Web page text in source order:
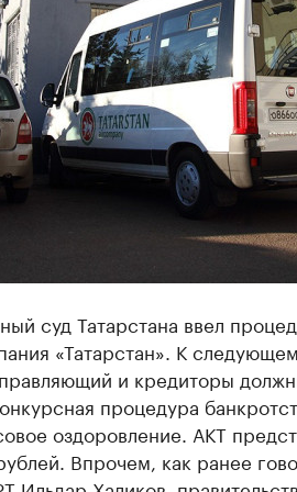
суд Татарстана ввел
«Татарстан». К
и кредиторы
процедура
оздоровление. АКТ
Впрочем, как ранее